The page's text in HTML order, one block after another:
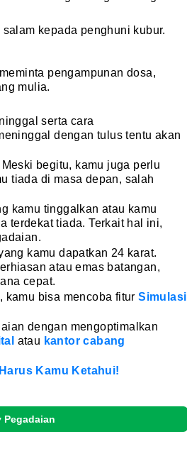
kepada penghuni kubur.
pengampunan dosa,
mulia.
serta cara
dengan tulus tentu akan
begitu, kamu juga perlu
tiada di masa depan, salah
kamu tinggalkan atau kamu
terdekat tiada. Terkait hal ini,
kamu dapatkan 24 karat.
atau emas batangan,
cepat.
kamu bisa mencoba fiturSimulasi
dengan mengoptimalkan
atau kantor cabang
Kamu Ketahui!
Pegadaian